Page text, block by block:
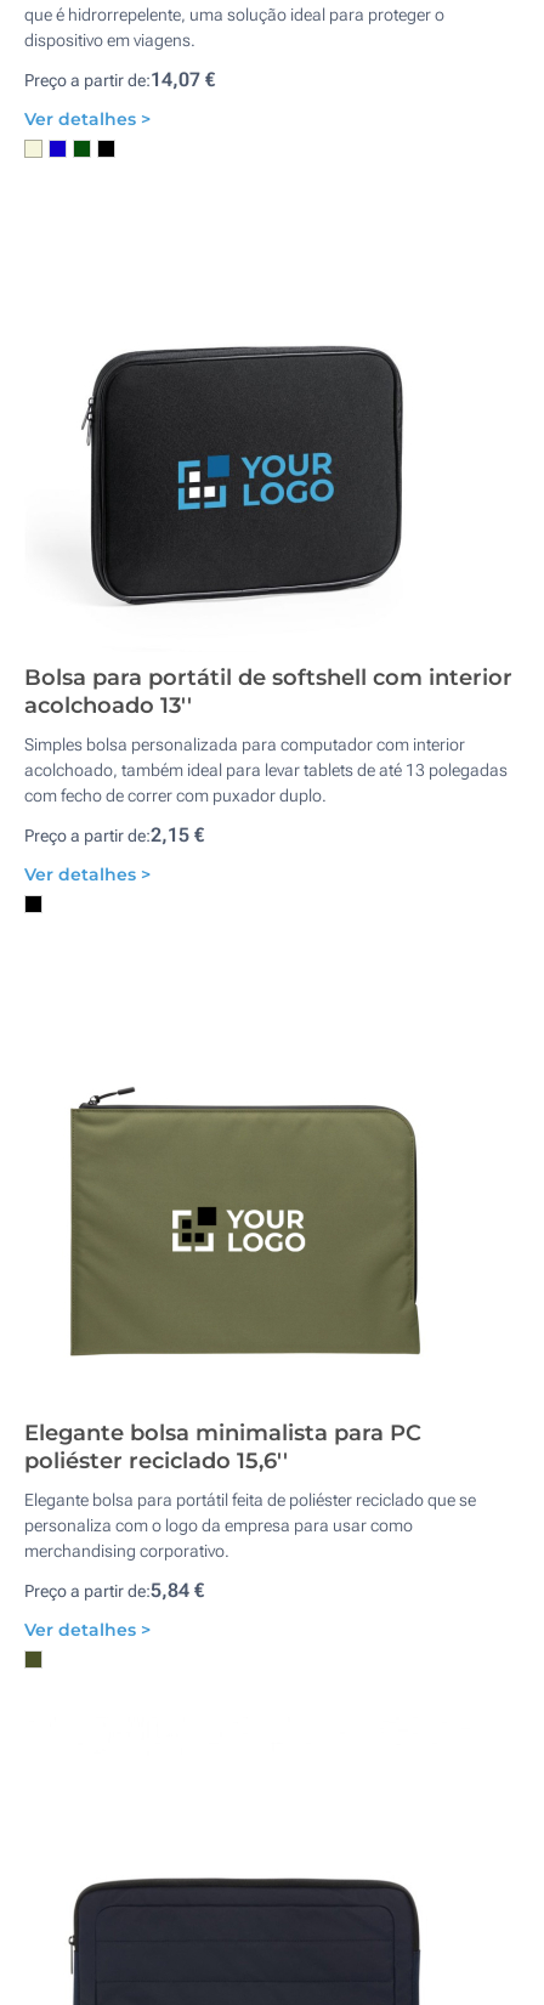
que é hidrorrepelente, uma solução ideal para proteger o
dispositivo em viagens.
Preço a partir de:14,07 €
Ver detalhes >
Bolsa para portátil de softshell com interior
acolchoado 13''
Simples bolsa personalizada para computador com interior
acolchoado, também ideal para levar tablets de até 13 polegadas
com fecho de correr com puxador duplo.
Preço a partir de:2,15 €
Ver detalhes >
Elegante bolsa minimalista para PC
poliéster reciclado 15,6''
Elegante bolsa para portátil feita de poliéster reciclado que se
personaliza com o logo da empresa para usar como
merchandising corporativo.
Preço a partir de:5,84 €
Ver detalhes >